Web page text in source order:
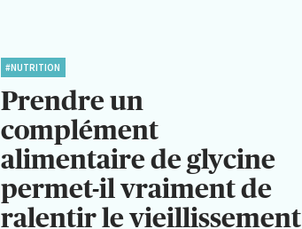
#NUTRITION
Prendre un
complément
alimentaire de glycine
permet-il vraiment de
ralentir le vieillissement